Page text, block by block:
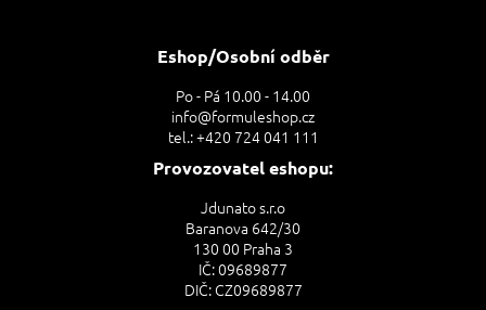
Eshop/Osobní odběr
Po - Pá 10.00 - 14.00
info@formuleshop.cz
tel.: +420 724 041 111
Provozovatel eshopu:
Jdunato s.r.o
Baranova 642/30
130 00 Praha 3
IČ: 09689877
DIČ: CZ09689877